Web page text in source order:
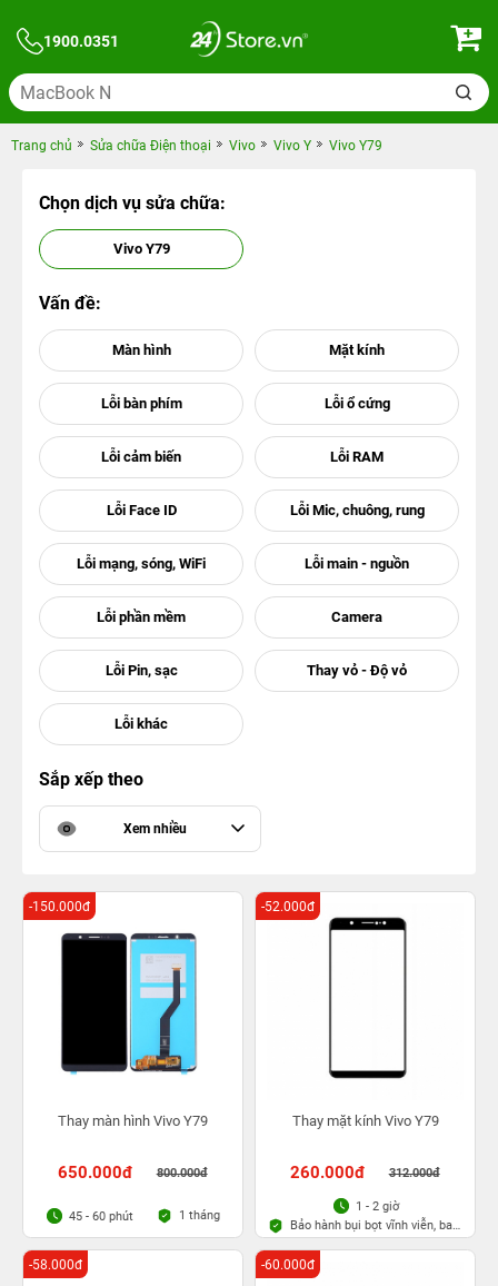
1900.0351
Trang chủ Sửa chữa Điện thoại Vivo Vivo Y Vivo Y79
Chọn dịch vụ sửa chữa:
Vivo Y79
Vấn đề:
Sắp xếp theo
Xem nhiều
Thay màn hình Vivo Y79
650.000đ 800.000đ
-150.000đ
45 - 60 phút 1 tháng
Thay mặt kính Vivo Y79
260.000đ 312.000đ
-52.000đ
1 - 2 giờ
Bảo hành bụi bọt vĩnh viễn, bao
rơi vỡ kính
-58.000đ -60.000đ